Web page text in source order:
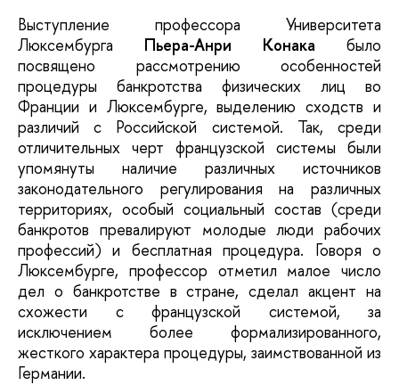
Выступление профессора Университета
Люксембурга Пьера-Анри Конака было
посвящено рассмотрению особенностей
процедуры банкротства физических лиц во
Франции и Люксембурге, выделению сходств и
различий с Российской системой. Так, среди
отличительных черт французской системы были
упомянуты наличие различных источников
законодательного регулирования на различных
территориях, особый социальный состав (среди
банкротов превалируют молодые люди рабочих
профессий) и бесплатная процедура. Говоря о
Люксембурге, профессор отметил малое число
дел о банкротстве в стране, сделал акцент на
схожести с французской системой, за
исключением более формализированного,
жесткого характера процедуры, заимствованной из
Германии.